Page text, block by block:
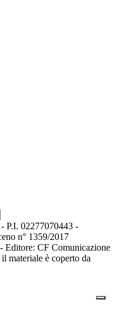
- P.I. 02277070443 -
n° 1359/2017
Editore: CF Comunicazione
materiale è coperto da